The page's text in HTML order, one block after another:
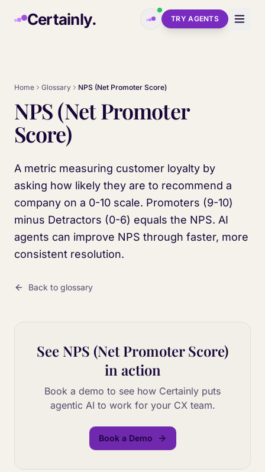
Certainly. TRY AGENTS
Home Glossary NPS (Net Promoter Score)
NPS (Net Promoter
Score)
A metric measuring customer loyalty by
asking how likely they are to recommend a
company on a 0-10 scale. Promoters (9-10)
minus Detractors (0-6) equals the NPS. AI
agents can improve NPS through faster, more
consistent resolution.
Back to glossary
See NPS (Net Promoter Score)
in action
Book a demo to see how Certainly puts
agentic AI to work for your CX team.
Book a Demo